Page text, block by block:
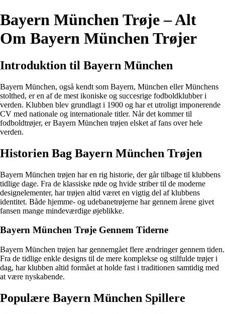
Bayern München Trøje – Alt
Om Bayern München Trøjer
Introduktion til Bayern München
Bayern München, også kendt som Bayern, München eller Münchens
stolthed, er en af de mest ikoniske og succesrige fodboldklubber i
verden. Klubben blev grundlagt i 1900 og har et utroligt imponerende
CV med nationale og internationale titler. Når det kommer til
fodboldtrøjer, er Bayern München trøjen elsket af fans over hele
verden.
Historien Bag Bayern München Trøjen
Bayern München trøjen har en rig historie, der går tilbage til klubbens
tidlige dage. Fra de klassiske røde og hvide striber til de moderne
designelementer, har trøjen altid været en vigtig del af klubbens
identitet. Både hjemme- og udebanetrøjerne har gennem årene givet
fansen mange mindeværdige øjeblikke.
Bayern München Trøje Gennem Tiderne
Bayern München trøjen har gennemgået flere ændringer gennem tiden.
Fra de tidlige enkle designs til de mere komplekse og stilfulde trøjer i
dag, har klubben altid formået at holde fast i traditionen samtidig med
at være nyskabende.
Populære Bayern München Spillere